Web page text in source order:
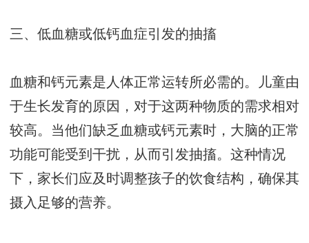
三、低血糖或低钙血症引发的抽搐
血糖和钙元素是人体正常运转所必需的。儿童由
于生长发育的原因，对于这两种物质的需求相对
较高。当他们缺乏血糖或钙元素时，大脑的正常
功能可能受到干扰，从而引发抽搐。这种情况
下，家长们应及时调整孩子的饮食结构，确保其
摄入足够的营养。